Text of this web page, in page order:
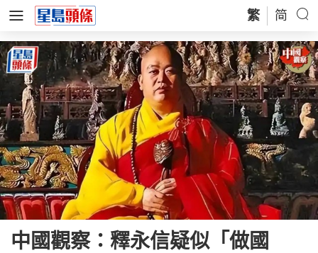
繁 简
中國觀察：釋永信疑似「做國